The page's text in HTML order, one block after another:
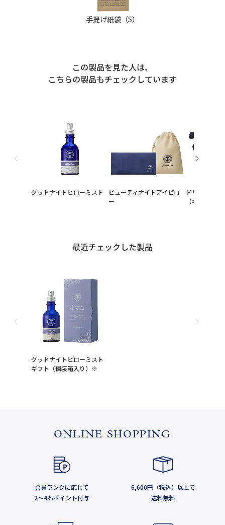
手提げ紙袋（S）
この製品を見た人は、
こちらの製品もチェックしています
グッドナイトピローミスト
ビューティナイトアイピロ
ー
ドリーミィナ
（ギフト箱
最近チェックした製品
グッドナイトピローミスト
ギフト（個装箱入り）※
ONLINE SHOPPING
会員ランクに応じて
2～4％ポイント付与
6,600円（税込）以上で
送料無料